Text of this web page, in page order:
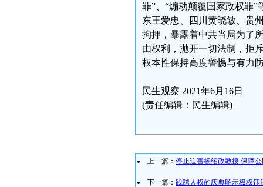
罪”、“煽动颠覆国家政权罪
东王爱忠、四川黄晓敏、贵
拘押，暴露着中共当局为了
由权利，抛开一切法制，拒
权本性保持高度警惕与有力
民生观察 2021年6月16日
(责任编辑：民生编辑)
上一篇： 停止迫害杨绍政教授 保障
下一篇： 践踏人权的庆典昭示极权违